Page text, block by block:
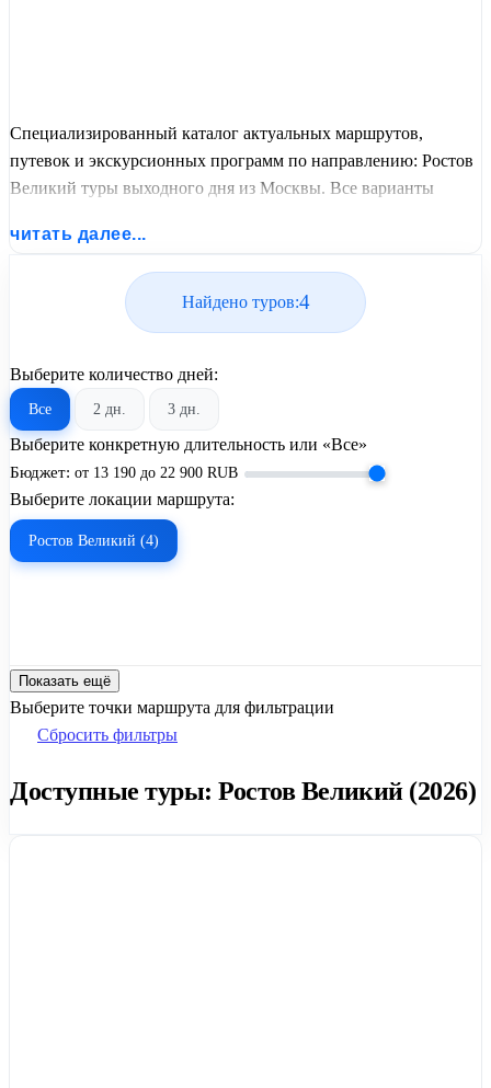
Специализированный каталог актуальных маршрутов,
путевок и экскурсионных программ по направлению: Ростов
Великий туры выходного дня из Москвы. Все варианты
автобусным проездом и актуальным графиком заездов от
United Travel Systems.
читать далее...
Найдено туров:4
Выберите количество дней:
Все 2 дн. 3 дн.
Выберите конкретную длительность или «Все»
Бюджет: от 13 190 до 22 900 RUB
Выберите локации маршрута:
Ростов Великий (4)
Показать ещё
Выберите точки маршрута для фильтрации
Сбросить фильтры
Доступные туры: Ростов Великий (2026)